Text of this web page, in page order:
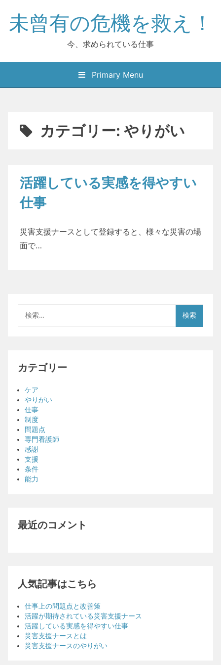
content
未曾有の危機を救え！
今、求められている仕事
Primary Menu
カテゴリー: やりがい
活躍している実感を得やすい
仕事
災害支援ナースとして登録すると、様々な災害の場
面で…
索:
カテゴリー
ケア
やりがい
仕事
制度
問題点
専門看護師
感謝
支援
条件
能力
最近のコメント
人気記事はこちら
仕事上の問題点と改善策
活躍が期待されている災害支援ナース
活躍している実感を得やすい仕事
災害支援ナースとは
災害支援ナースのやりがい